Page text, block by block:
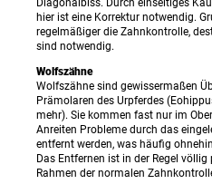
Diagonalbiss. Durch einseitiges
hier ist eine Korrektur notwendig.
regelmäßiger die Zahnkontrolle,
sind notwendig.
Wolfszähne
Wolfszähne sind gewissermaßen
Prämolaren des Urpferdes
mehr). Sie kommen fast nur im
Anreiten Probleme durch das
entfernt werden, was häufig
Das Entfernen ist in der Regel
Rahmen der normalen